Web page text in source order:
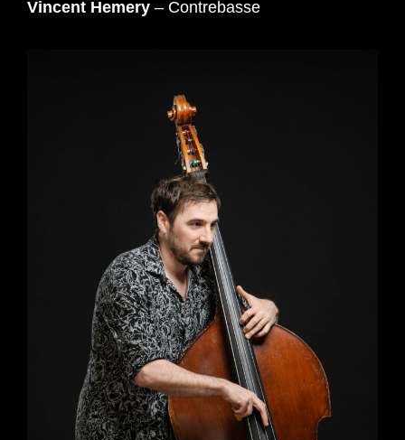
Vincent Hemery – Contrebasse